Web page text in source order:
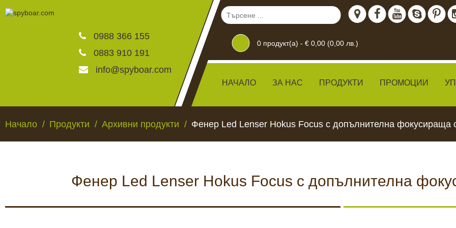
0988 366 155
0883 910 191
info@spyboar.com
0продукт(а) - € 0,00 (0,00 лв.)
НАЧАЛО ЗА НАС ПРОДУКТИ ПРОМОЦИИ
ЛОВНИ КАМЕРИ ФОТОКАПАНИ НА ЖИВО
КАМЕРИ ЗА
Ловни камери
Камери за видеонаблюдение
Начало Продукти Архивни продукти Фенер Led Lenser Hokus Focus с допълнителна фокусираща
Фенер Led Lenser Hokus Focus с допълнителна